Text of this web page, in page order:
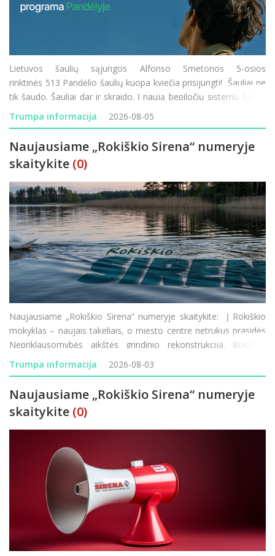
Lietuvos šaulių sąjungos Alfonso Smetonos 5-osios
rinktinės 513 Pandėlio šaulių kuopa kviečia prisijungti! Šauliai ne
tik šaudo. Šauliai dar ir skraido. Į naują bepiločių sistemų šaulių
komandą Pandėlyje kviečiame visus – ir tuos, kurie tu
Trumpa informacija 2026-08-05
Naujausiame „Rokiškio Sirena“ numeryje
skaitykite (0)
Naujausiame „Rokiškio Sirena“ numeryje skaitykite: Į Rokiškio
mokyklas – naujais takeliais, o miesto centre netrukus prasidės
Nepriklausomybės aikštės grindinio rekonstrukcija. Rokiškio
vardu žais moterų krepšinio komanda, tačiau joje ko
Trumpa informacija 2026-08-03
Naujausiame „Rokiškio Sirena“ numeryje
skaitykite (0)